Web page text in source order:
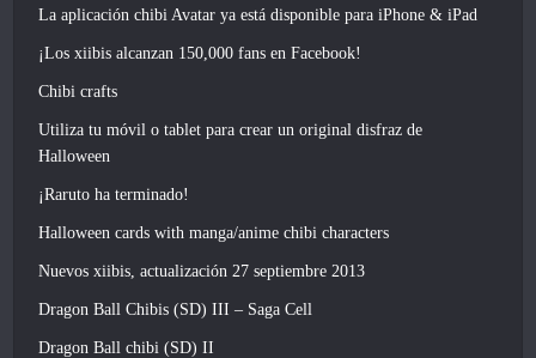
La aplicación chibi Avatar ya está disponible para iPhone & iPad
¡Los xiibis alcanzan 150,000 fans en Facebook!
Chibi crafts
Utiliza tu móvil o tablet para crear un original disfraz de
Halloween
¡Raruto ha terminado!
Halloween cards with manga/anime chibi characters
Nuevos xiibis, actualización 27 septiembre 2013
Dragon Ball Chibis (SD) III – Saga Cell
Dragon Ball chibi (SD) II